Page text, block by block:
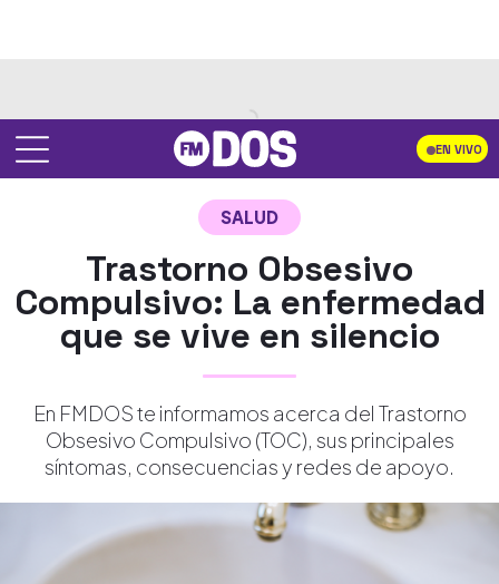
EN VIVO
SALUD
Trastorno Obsesivo
Compulsivo: La enfermedad
que se vive en silencio
En FMDOS te informamos acerca del Trastorno
Obsesivo Compulsivo (TOC), sus principales
síntomas, consecuencias y redes de apoyo.